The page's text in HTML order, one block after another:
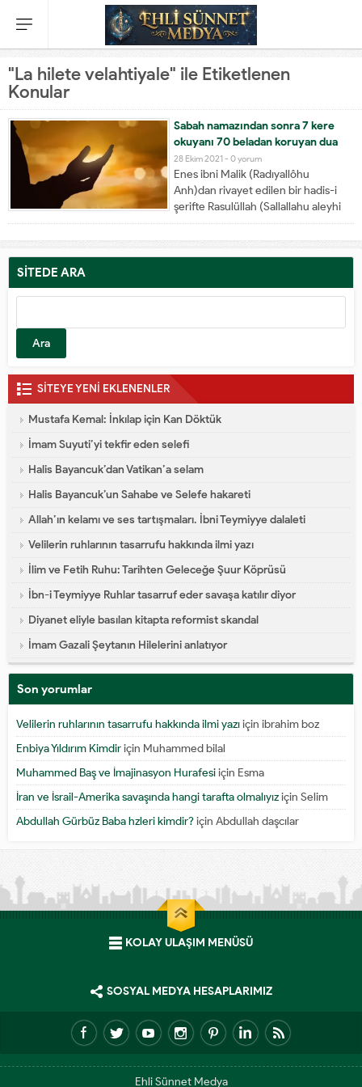
"La hilete velahtiyale" ile Etiketlenen
Konular
Sabah namazından sonra 7 kere
okuyanı 70 beladan koruyan dua
28 Ekim 2021 - 0 yorum
Enes ibni Malik (Radıyallôhu
Anh)dan rivayet edilen bir hadis-i
şerifte Rasulüllah (Sallallahu aleyhi
ve sellem) şöyle buyurmuştur:
"Hangi bir kul sabah namazını kılıp
bitirince 7 defa: Laa havle velaa
velahtiyaale velaa melce e velaa
SİTEDE ARA
SİTEYE YENİ EKLENENLER
Mustafa Kemal: İnkılap için Kan Döktük
İmam Suyuti’yi tekfir eden selefi
Halis Bayancuk’dan Vatikan’a selam
Halis Bayancuk’un Sahabe ve Selefe hakareti
Allah’ın kelamı ve ses tartışmaları. İbni Teymiyye dalaleti
Velilerin ruhlarının tasarrufu hakkında ilmi yazı
İlim ve Fetih Ruhu: Tarihten Geleceğe Şuur Köprüsü
İbn-i Teymiyye Ruhlar tasarruf eder savaşa katılır diyor
Diyanet eliyle basılan kitapta reformist skandal
İmam Gazali Şeytanın Hilelerini anlatıyor
Son yorumlar
Velilerin ruhlarının tasarrufu hakkında ilmi yazıiçin ibrahim boz
Enbiya Yıldırım Kimdiriçin Muhammed bilal
Muhammed Baş ve İmajinasyon Hurafesiiçin Esma
İran ve İsrail-Amerika savaşında hangi tarafta olmalıyıziçin Selim
Abdullah Gürbüz Baba hzleri kimdir?için Abdullah daşcılar
KOLAY ULAŞIM MENÜSÜ
SOSYAL MEDYA HESAPLARIMIZ
Ehli Sünnet Medya